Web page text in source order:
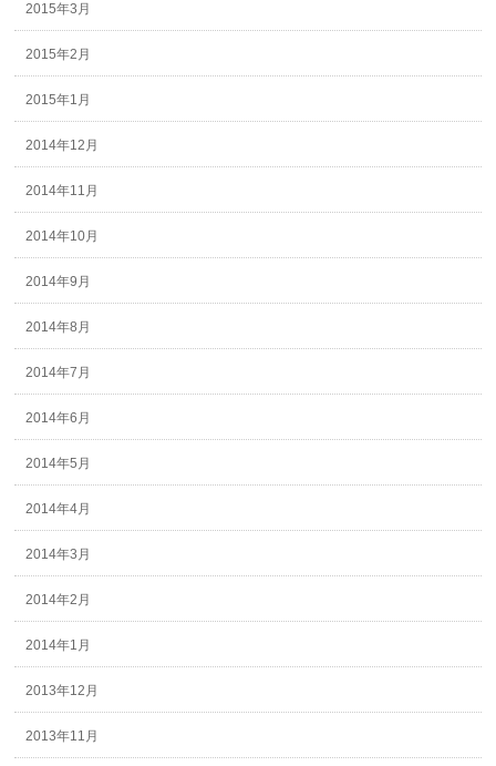
2015年3月
2015年2月
2015年1月
2014年12月
2014年11月
2014年10月
2014年9月
2014年8月
2014年7月
2014年6月
2014年5月
2014年4月
2014年3月
2014年2月
2014年1月
2013年12月
2013年11月